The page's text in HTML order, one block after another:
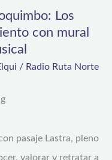
Los
con mural
/ Radio Ruta Norte
pasaje Lastra, pleno
valorar y retratar a